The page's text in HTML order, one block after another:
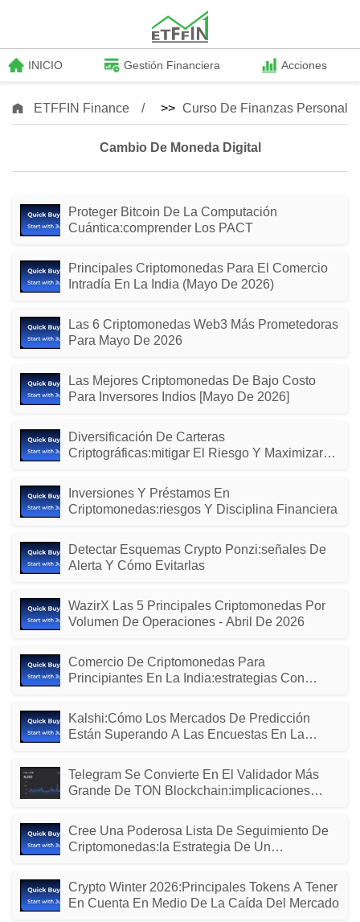
INICIO Gestión Financiera Acciones
ETFFIN Finance >> Curso De Finanzas
Cambio De Moneda Digital
Proteger Bitcoin De La Computación
Cuántica:comprender Los PACT
Principales Criptomonedas Para El Comercio
Intradía En La India (mayo De 2026)
Las 6 Criptomonedas Web3 Más Prometedoras
Para Mayo De 2026
Las Mejores Criptomonedas De Bajo Costo
Para Inversores Indios [mayo De 2026]
Diversificación De Carteras
Criptográficas:mitigar El Riesgo Y Maximizar
Inversiones Y Préstamos En
Criptomonedas:riesgos Y Disciplina Financiera
Detectar Esquemas Crypto Ponzi:señales De
Alerta Y Cómo Evitarlas
WazirX Las 5 Principales Criptomonedas Por
Volumen De Operaciones - Abril De 2026
Comercio De Criptomonedas Para
Principiantes En La India:estrategias Con
Kalshi:Cómo Los Mercados De Predicción
Están Superando A Las Encuestas En La
Telegram Se Convierte En El Validador Más
Grande De TON Blockchain:implicaciones
Cree Una Poderosa Lista De Seguimiento De
Criptomonedas:la Estrategia De Un
Crypto Winter 2026:principales Tokens A Tener
En Cuenta En Medio De La Caída Del Mercado